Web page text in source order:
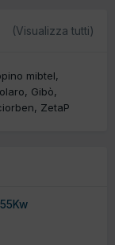
(Visualizza tutti)
mibtel
Gibò
ZetaP